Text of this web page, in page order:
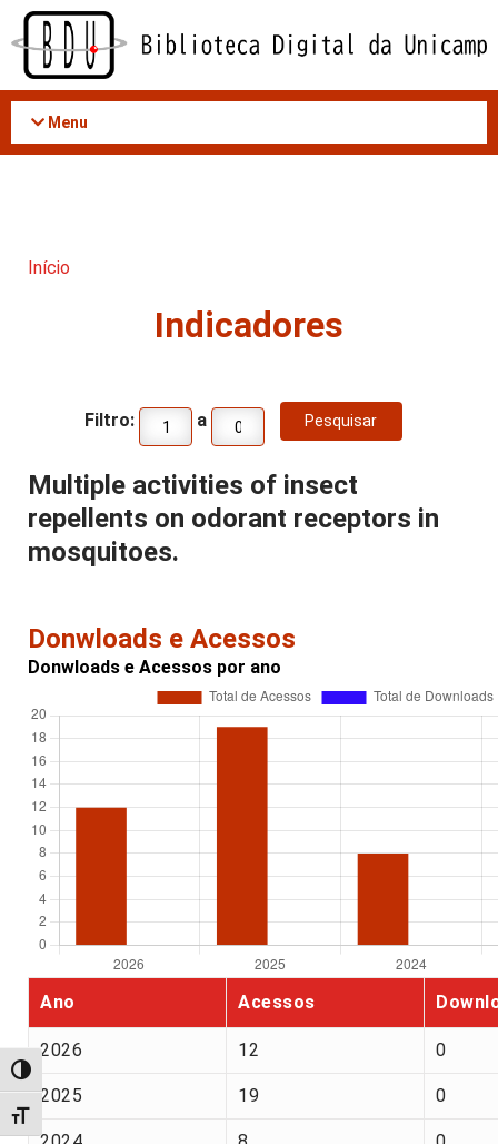
Acessar
conteúdo
Alternar alto contraste
Alternar tamanho da fonte
Menu
Início
Indicadores
Filtro: a
Multiple activities of insect
repellents on odorant receptors in
mosquitoes.
Donwloads e Acessos
Donwloads e Acessos por ano
Ano Acessos
2026 12 0
2025 19 0